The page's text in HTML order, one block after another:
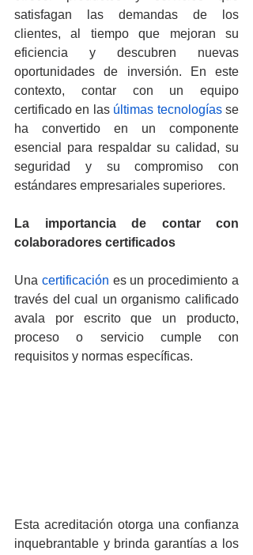
satisfagan las demandas de los
clientes, al tiempo que mejoran su
eficiencia y descubren nuevas
oportunidades de inversión. En este
contexto, contar con un equipo
certificado en las últimas tecnologías se
ha convertido en un componente
esencial para respaldar su calidad, su
seguridad y su compromiso con
estándares empresariales superiores.
La importancia de contar con
colaboradores certificados
Una certificación es un procedimiento a
través del cual un organismo calificado
avala por escrito que un producto,
proceso o servicio cumple con
requisitos y normas específicas.
Esta acreditación otorga una confianza
inquebrantable y brinda garantías a los